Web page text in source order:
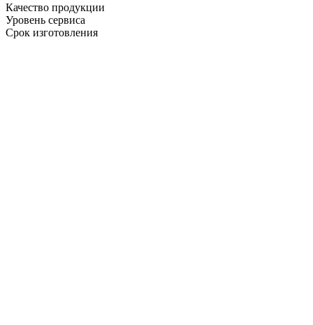
Качество продукции
Уровень сервиса
Срок изготовления